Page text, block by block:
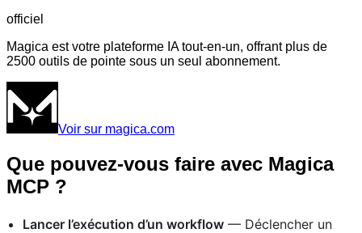
officiel
Magica est votre plateforme IA tout-en-un, offrant plus de
2500 outils de pointe sous un seul abonnement.
Voir sur magica.com
Que pouvez-vous faire avec Magica
MCP ?
Lancer l’exécution d’un workflow — Déclencher un